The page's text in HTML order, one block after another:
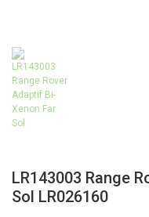
LR143003 Range
Sol LR026160